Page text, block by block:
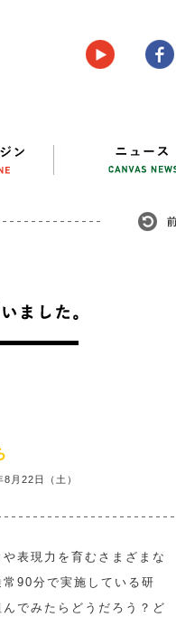
月22日（土）
表現力を育むさまざまな
90分で実施している研
でみたらどうだろう？ど